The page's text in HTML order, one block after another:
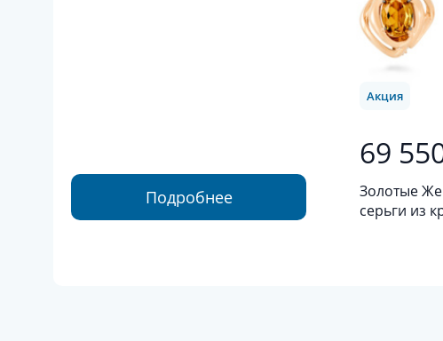
Подробнее
69
Золотые
серьги из
Акция